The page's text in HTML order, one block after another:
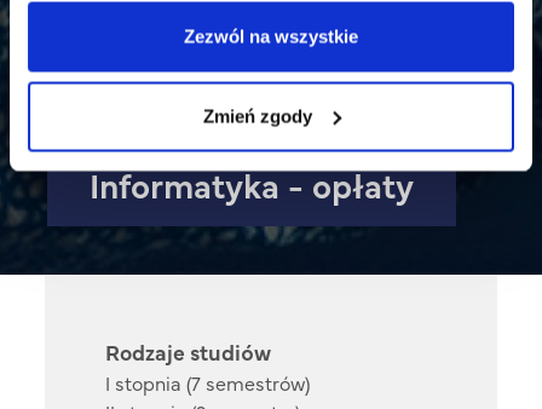
Zezwól na wszystkie
Zmień zgody
Informatyka - opłaty
Rodzaje studiów
I stopnia (7 semestrów)